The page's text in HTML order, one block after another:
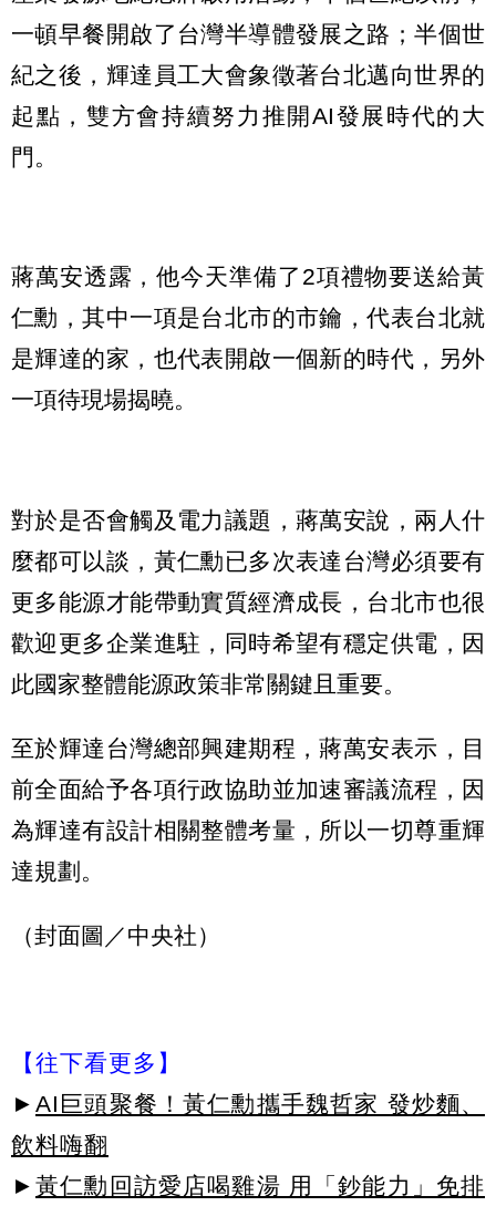
一頓早餐開啟了台灣半導體發展之路；半個世
紀之後，輝達員工大會象徵著台北邁向世界的
起點，雙方會持續努力推開AI發展時代的大
門。
蔣萬安透露，他今天準備了2項禮物要送給黃
仁勳，其中一項是台北市的市鑰，代表台北就
是輝達的家，也代表開啟一個新的時代，另外
一項待現場揭曉。
對於是否會觸及電力議題，蔣萬安說，兩人什
麼都可以談，黃仁勳已多次表達台灣必須要有
更多能源才能帶動實質經濟成長，台北市也很
歡迎更多企業進駐，同時希望有穩定供電，因
此國家整體能源政策非常關鍵且重要。
至於輝達台灣總部興建期程，蔣萬安表示，目
前全面給予各項行政協助並加速審議流程，因
為輝達有設計相關整體考量，所以一切尊重輝
達規劃。
（封面圖／中央社）
【往下看更多】
► AI巨頭聚餐！黃仁勳攜手魏哲家 發炒麵、
飲料嗨翻
► 黃仁勳回訪愛店喝雞湯 用「鈔能力」免排